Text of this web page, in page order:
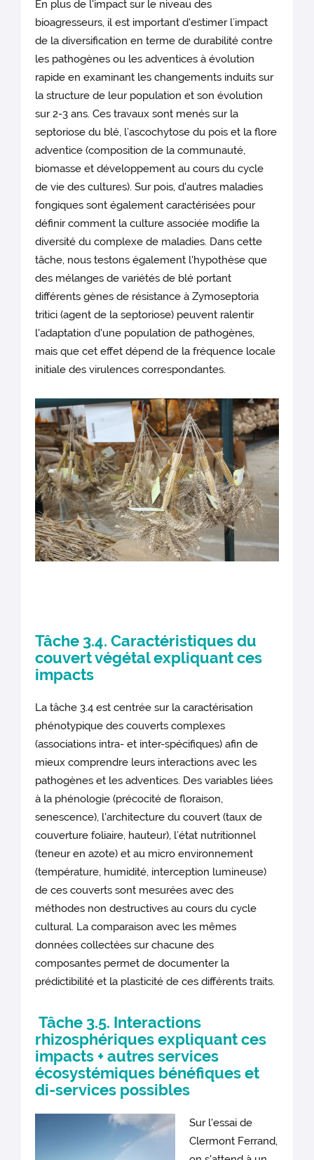
En plus de l'impact sur le niveau des
bioagresseurs, il est important d'estimer l’impact
de la diversification en terme de durabilité contre
les pathogènes ou les adventices à évolution
rapide en examinant les changements induits sur
la structure de leur population et son évolution
sur 2-3 ans. Ces travaux sont menés sur la
septoriose du blé, l’ascochytose du pois et la flore
adventice (composition de la communauté,
biomasse et développement au cours du cycle
de vie des cultures). Sur pois, d'autres maladies
fongiques sont également caractérisées pour
définir comment la culture associée modifie la
diversité du complexe de maladies. Dans cette
tâche, nous testons également l'hypothèse que
des mélanges de variétés de blé portant
différents gènes de résistance à Zymoseptoria
tritici (agent de la septoriose) peuvent ralentir
l'adaptation d'une population de pathogènes,
mais que cet effet dépend de la fréquence locale
initiale des virulences correspondantes.
Tâche 3.4. Caractéristiques du
couvert végétal expliquant ces
impacts
La tâche 3.4 est centrée sur la caractérisation
phénotypique des couverts complexes
(associations intra- et inter-spécifiques) afin de
mieux comprendre leurs interactions avec les
pathogènes et les adventices. Des variables liées
à la phénologie (précocité de floraison,
senescence), l'architecture du couvert (taux de
couverture foliaire, hauteur), l’état nutritionnel
(teneur en azote) et au micro environnement
(température, humidité, interception lumineuse)
de ces couverts sont mesurées avec des
méthodes non destructives au cours du cycle
cultural. La comparaison avec les mêmes
données collectées sur chacune des
composantes permet de documenter la
prédictibilité et la plasticité de ces différents traits.
Tâche 3.5. Interactions
rhizosphériques expliquant ces
impacts + autres services
écosystémiques bénéfiques et
di-services possibles
Sur l'essai de
Clermont Ferrand,